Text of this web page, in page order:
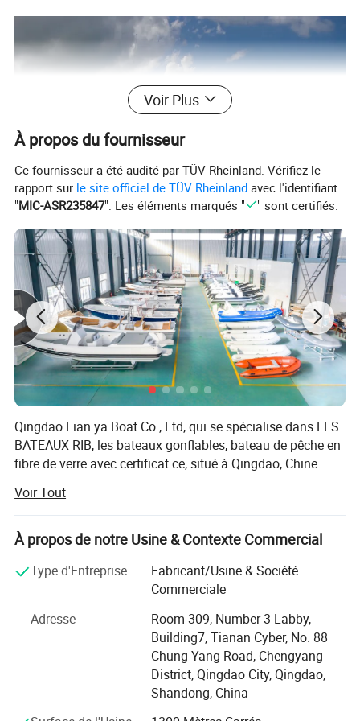
Informations sur la société :
14 ans d'expérience et fabricant sérieux avec certificat CE
· Fabrication professionnelle et exportation de BATEAUX-
Voir Plus
À propos du fournisseur
Ce fournisseur a été audité par TÜV Rheinland. Vérifiez le
rapport sur le site officiel de TÜV Rheinland avec l'identifiant
"MIC-ASR235847". Les éléments marqués " " sont certifiés.
Qingdao Lian ya Boat Co., Ltd, qui se spécialise dans LES
BATEAUX RIB, les bateaux gonflables, bateau de pêche en
fibre de verre avec certificat ce, situé à Qingdao, Chine.
chaque semaine et nous avons la bonne alimentation.
Avantage de coque de bateau Rian ya
1. Conception :
conceptions uniques et personnalisées
2. Structure de la coque :
configuration à cardans longitudinale et transversale pour
le pont ouvert, pratique pour réparer et entretenir le
réservoir de carburant et le système électrique.
A. résine et matériau de gel-coat: DSM et ASHLAND
Voir Tout
À propos de notre Usine & Contexte Commercial
Type d'Entreprise
Fabricant/Usine & Société
Commerciale
Adresse
Room 309, Number 3 Labby,
Building7, Tianan Cyber, No. 88
Chung Yang Road, Chengyang
District, Qingdao City, Qingdao,
Shandong, China